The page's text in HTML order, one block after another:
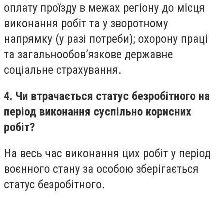
оплату проїзду в межах регіону до місця
виконання робіт та у зворотному
напрямку (у разі потреби); охорону праці
та загальнообов’язкове державне
соціальне страхування.
4. Чи втрачається статус безробітного на
період виконання суспільно корисних
робіт?
На весь час виконання цих робіт у період
воєнного стану за особою зберігається
статус безробітного.